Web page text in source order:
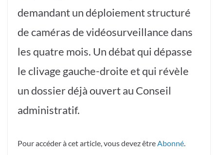
demandant un déploiement structuré
de caméras de vidéosurveillance dans
les quatre mois. Un débat qui dépasse
le clivage gauche-droite et qui révèle
un dossier déjà ouvert au Conseil
administratif.
Pour accéder à cet article, vous devez être Abonné